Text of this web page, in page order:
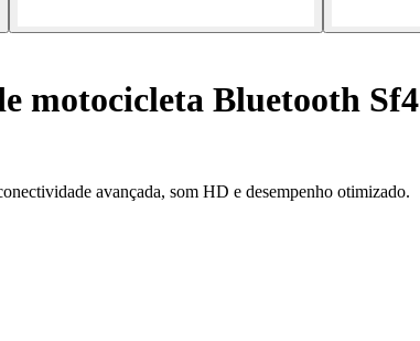
motocicleta Bluetooth Sf4
avançada, som HD e desempenho otimizado.